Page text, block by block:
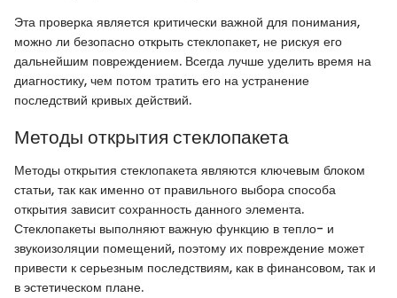
Эта проверка является критически важной для понимания,
можно ли безопасно открыть стеклопакет, не рискуя его
дальнейшим повреждением. Всегда лучше уделить время на
диагностику, чем потом тратить его на устранение
последствий кривых действий.
Методы открытия стеклопакета
Методы открытия стеклопакета являются ключевым блоком
статьи, так как именно от правильного выбора способа
открытия зависит сохранность данного элемента.
Стеклопакеты выполняют важную функцию в тепло- и
звукоизоляции помещений, поэтому их повреждение может
привести к серьезным последствиям, как в финансовом, так и
в эстетическом плане.